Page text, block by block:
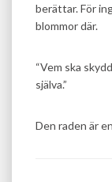
berättar. För
blommor där.
“Vem ska
själva.”
Den raden är